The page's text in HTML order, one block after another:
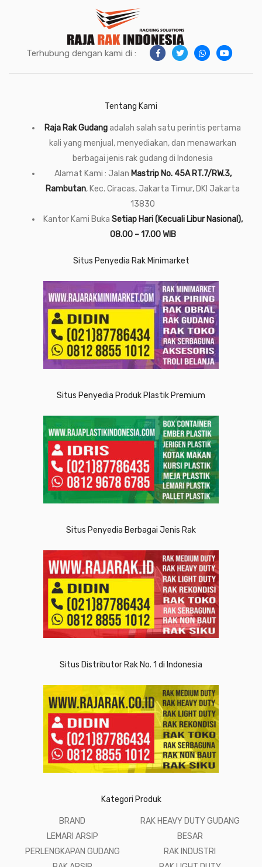
Terhubung dengan kami di :
Tentang Kami
Raja Rak Gudangadalah salah satu perintis pertama
kali yang menjual, menyediakan, dan menawarkan
berbagai jenis rak gudang di Indonesia
Alamat Kami : Jalan Mastrip No. 45A RT.7/RW.3,
Rambutan, Kec. Ciracas, Jakarta Timur, DKI Jakarta
13830
Kantor Kami Buka Setiap Hari (Kecuali Libur Nasional),
08.00 – 17.00 WIB
Situs Penyedia Rak Minimarket
Situs Penyedia Produk Plastik Premium
Situs Penyedia Berbagai Jenis Rak
Situs Distributor Rak No. 1 di Indonesia
Kategori Produk
BRAND
LEMARI ARSIP
PERLENGKAPAN GUDANG
RAK HEAVY DUTY GUDANG
BESAR
RAK INDUSTRI